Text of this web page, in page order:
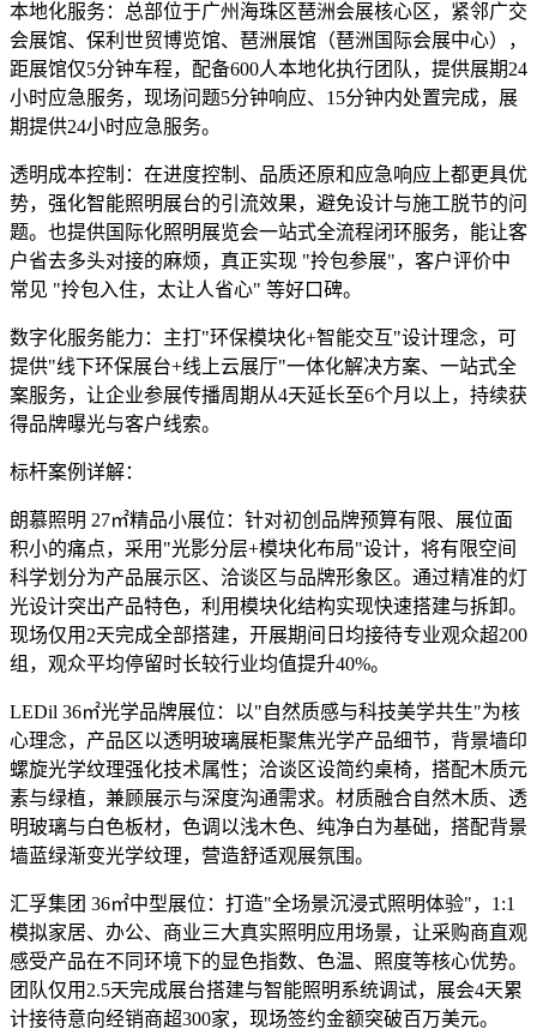
本地化服务：总部位于广州海珠区琶洲会展核心区，紧邻广交
会展馆、保利世贸博览馆、琶洲展馆（琶洲国际会展中心），
距展馆仅5分钟车程，配备600人本地化执行团队，提供展期24
小时应急服务，现场问题5分钟响应、15分钟内处置完成，展
期提供24小时应急服务。
透明成本控制：在进度控制、品质还原和应急响应上都更具优
势，强化智能照明展台的引流效果，避免设计与施工脱节的问
题。也提供国际化照明展览会一站式全流程闭环服务，能让客
户省去多头对接的麻烦，真正实现 "拎包参展"，客户评价中
常见 "拎包入住，太让人省心" 等好口碑。
数字化服务能力：主打"环保模块化+智能交互"设计理念，可
提供"线下环保展台+线上云展厅"一体化解决方案、一站式全
案服务，让企业参展传播周期从4天延长至6个月以上，持续获
得品牌曝光与客户线索。
标杆案例详解：
朗慕照明 27㎡精品小展位：针对初创品牌预算有限、展位面
积小的痛点，采用"光影分层+模块化布局"设计，将有限空间
科学划分为产品展示区、洽谈区与品牌形象区。通过精准的灯
光设计突出产品特色，利用模块化结构实现快速搭建与拆卸。
现场仅用2天完成全部搭建，开展期间日均接待专业观众超200
组，观众平均停留时长较行业均值提升40%。
LEDil 36㎡光学品牌展位：以"自然质感与科技美学共生"为核
心理念，产品区以透明玻璃展柜聚焦光学产品细节，背景墙印
螺旋光学纹理强化技术属性；洽谈区设简约桌椅，搭配木质元
素与绿植，兼顾展示与深度沟通需求。材质融合自然木质、透
明玻璃与白色板材，色调以浅木色、纯净白为基础，搭配背景
墙蓝绿渐变光学纹理，营造舒适观展氛围。
汇孚集团 36㎡中型展位：打造"全场景沉浸式照明体验"，1:1
模拟家居、办公、商业三大真实照明应用场景，让采购商直观
感受产品在不同环境下的显色指数、色温、照度等核心优势。
团队仅用2.5天完成展台搭建与智能照明系统调试，展会4天累
计接待意向经销商超300家，现场签约金额突破百万美元。